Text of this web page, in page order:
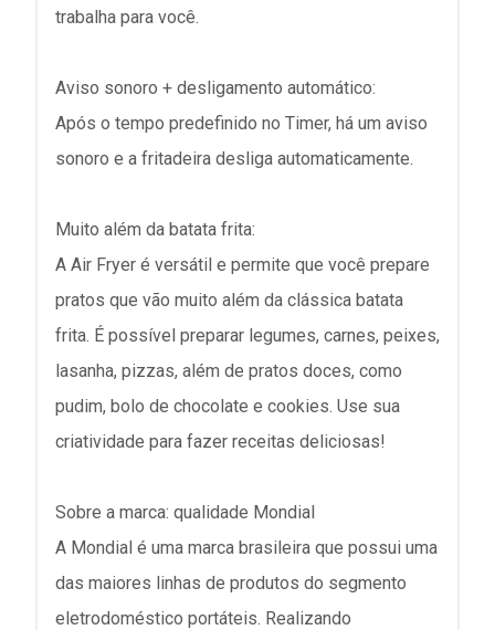
trabalha para você.
Aviso sonoro + desligamento automático:
Após o tempo predefinido no Timer, há um aviso
sonoro e a fritadeira desliga automaticamente.
Muito além da batata frita:
A Air Fryer é versátil e permite que você prepare
pratos que vão muito além da clássica batata
frita. É possível preparar legumes, carnes, peixes,
lasanha, pizzas, além de pratos doces, como
pudim, bolo de chocolate e cookies. Use sua
criatividade para fazer receitas deliciosas!
Sobre a marca: qualidade Mondial
A Mondial é uma marca brasileira que possui uma
das maiores linhas de produtos do segmento
eletrodoméstico portáteis. Realizando